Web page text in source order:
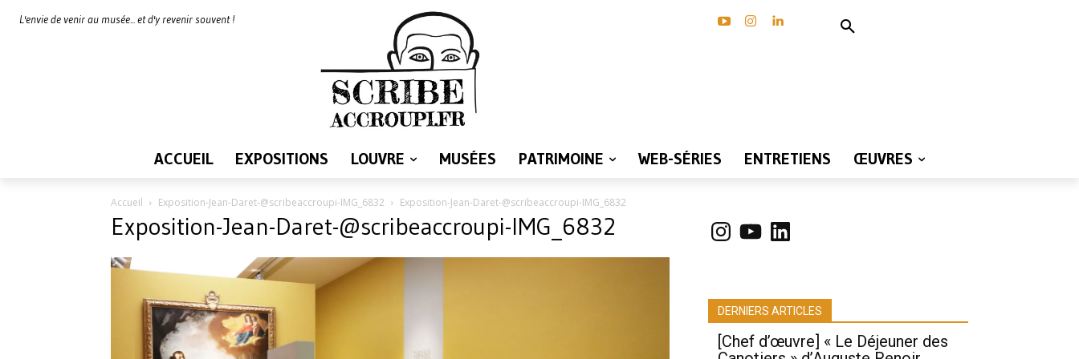
L'envie de venir au musée... et d'y revenir souvent !
ACCUEIL EXPOSITIONS LOUVRE MUSÉES PATRIMOINE WEB-SÉRIES ENTRETIENS ŒUVRES
Accueil Exposition-Jean-Daret-@scribeaccroupi-IMG_6832 Exposition-Jean-Daret-@scribeaccroupi-IMG_6832
Exposition-Jean-Daret-@scribeaccroupi-IMG_6832 Instagram
YouTubeLinkedIn
DERNIERS ARTICLES
[Chef d’œuvre] « Le Déjeuner des